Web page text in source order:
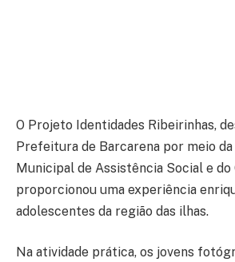
O Projeto Identidades Ribeirinhas,
Prefeitura de Barcarena por meio
Municipal de Assistência Social e do
proporcionou uma experiência
adolescentes da região das ilhas.
Na atividade prática, os jovens